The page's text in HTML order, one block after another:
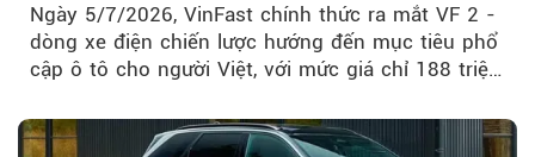
Ngày 5/7/2026, VinFast chính thức ra mắt VF 2 -
dòng xe điện chiến lược hướng đến mục tiêu phổ
cập ô tô cho người Việt, với mức giá chỉ 188 triệu